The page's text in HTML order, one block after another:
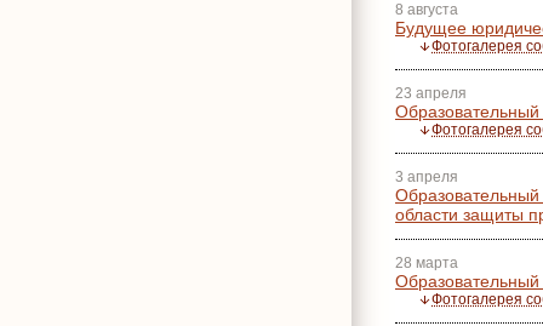
8 августа
Будущее
Фотогалерея
23 апреля
Фотогалерея
3 апреля
области защиты
28 марта
Фотогалерея